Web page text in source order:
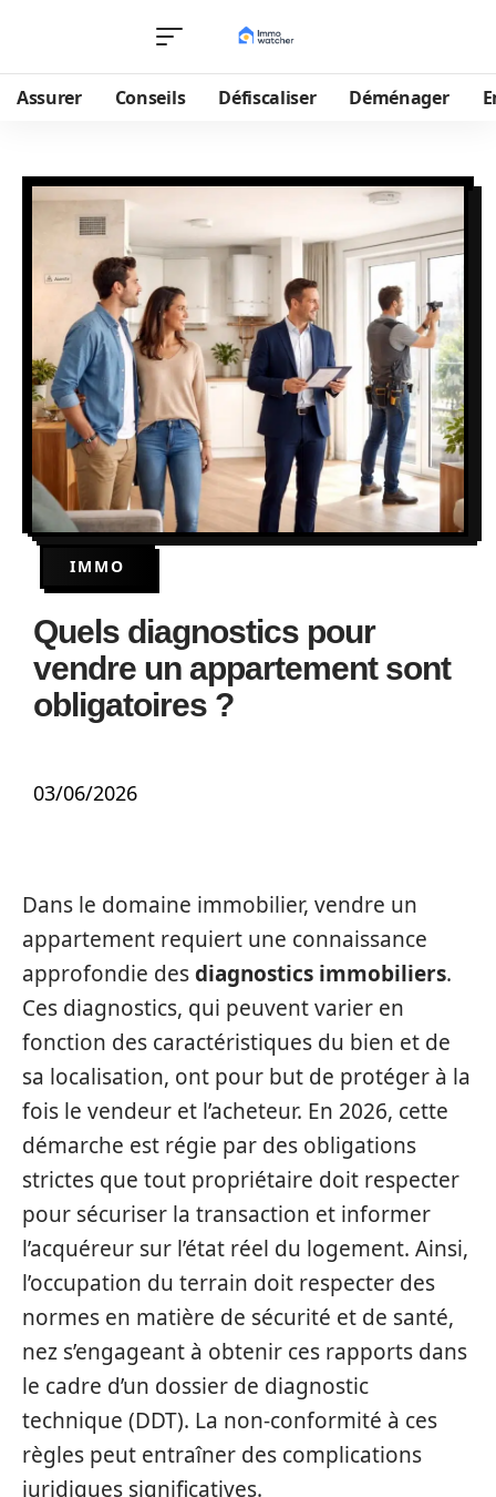
Assurer Conseils Défiscaliser Déménager
IMMO
Quels diagnostics pour
vendre un appartement sont
obligatoires ?
03/06/2026
Dans le domaine immobilier, vendre un
appartement requiert une connaissance
approfondie desdiagnostics immobiliers.
Ces diagnostics, qui peuvent varier en
fonction des caractéristiques du bien et de
sa localisation, ont pour but de protéger à la
fois le vendeur et l’acheteur. En 2026, cette
démarche est régie par des obligations
strictes que tout propriétaire doit respecter
pour sécuriser la transaction et informer
l’acquéreur sur l’état réel du logement. Ainsi,
l’occupation du terrain doit respecter des
normes en matière de sécurité et de santé,
nez s’engageant à obtenir ces rapports dans
le cadre d’un dossier de diagnostic
technique (DDT). La non-conformité à ces
règles peut entraîner des complications
juridiques significatives.